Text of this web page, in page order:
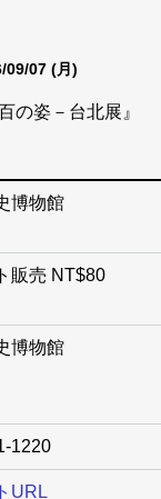
09/07 (月)
の姿－台北展』
博物館
販売 NT$80
博物館
1220
URL